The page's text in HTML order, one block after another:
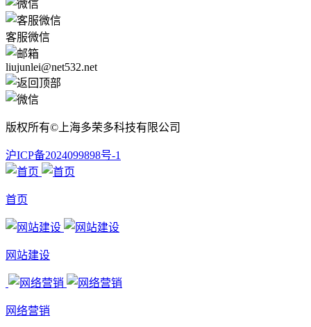
客服微信
liujunlei@net532.net
版权所有©上海多荣多科技有限公司
沪ICP备2024099898号-1
首页
网站建设
网络营销